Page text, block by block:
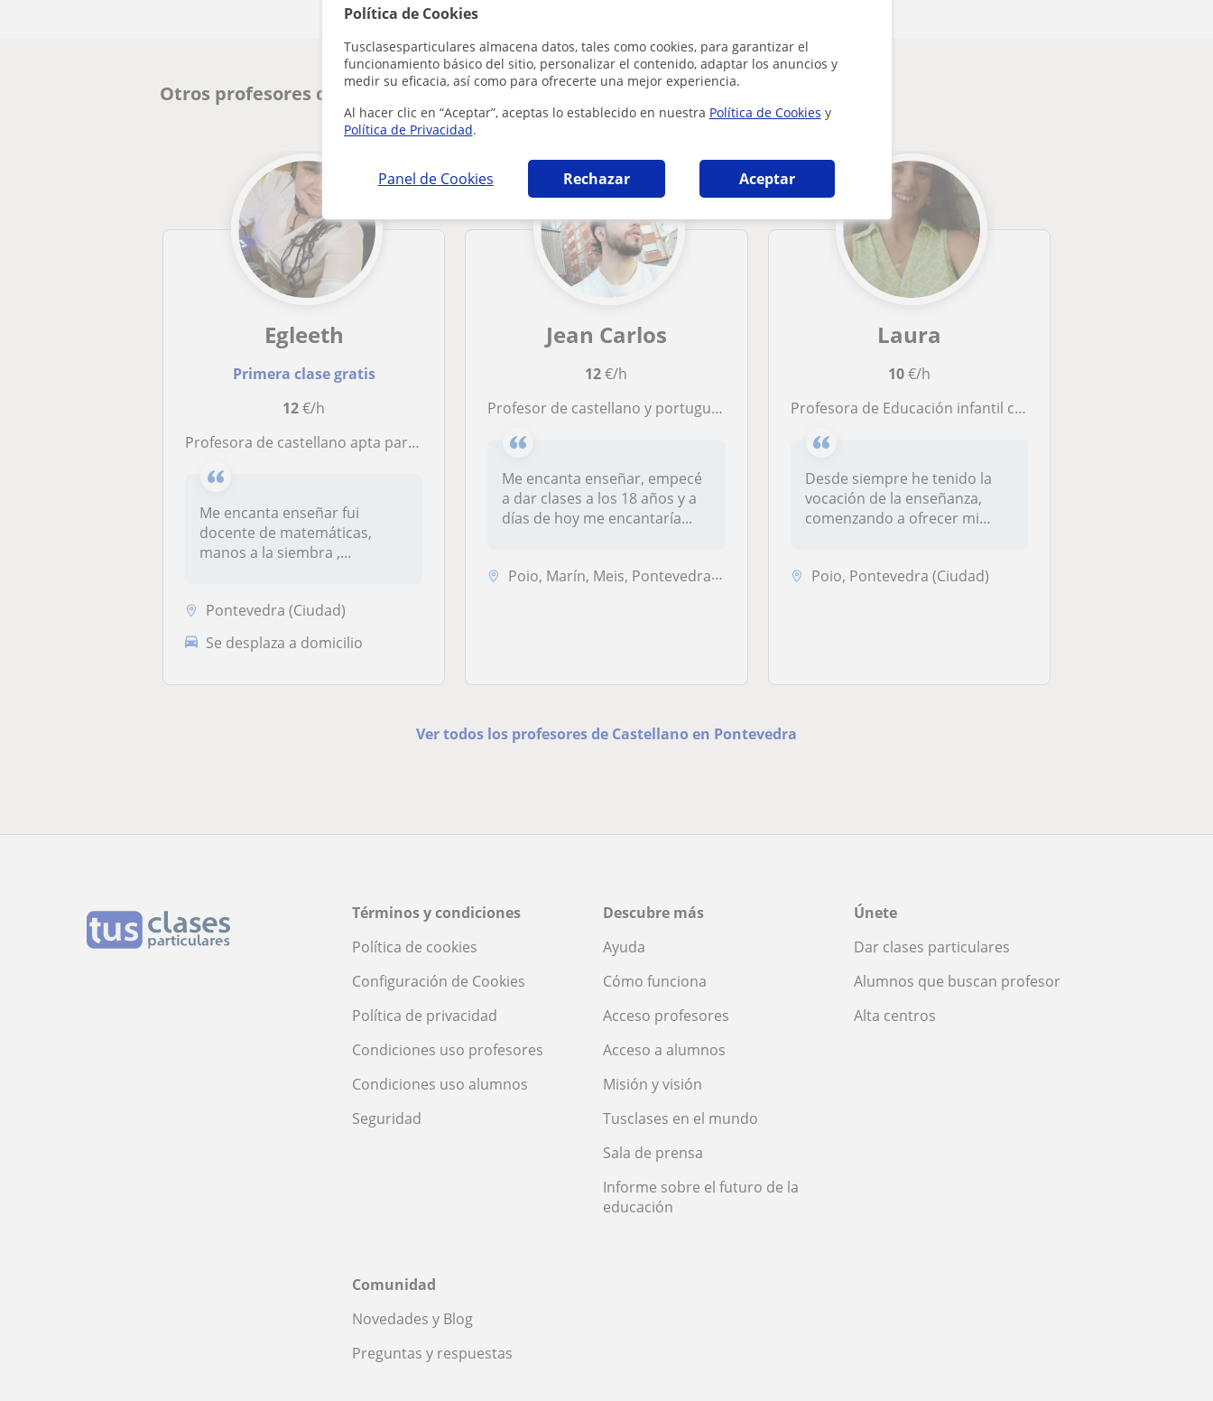
Política de Cookies
Tusclasesparticulares almacena datos, tales como cookies, para garantizar el
funcionamiento básico del sitio, personalizar el contenido, adaptar los anuncios y
medir su eficacia, así como para ofrecerte una mejor experiencia.
Al hacer clic en “Aceptar”, aceptas lo establecido en nuestra Política de Cookies y
Política de Privacidad.
Panel de Cookies Rechazar Aceptar
Otros profesores de Castellano en Pontevedra que pueden interesarte
Egleeth
Primera clase gratis
12€/h
Profesora de castellano apta para todas las edades
Me encanta enseñar fui
docente de matemáticas,
manos a la siembra ,
Pontevedra (Ciudad)
Se desplaza a domicilio
Jean Carlos
12€/h
Profesor de castellano y portugués apto a todos los niveles
Me encanta enseñar, empecé
a dar clases a los 18 años y a
días de hoy me encantaría...
Poio, Marín, Meis, Pontevedra (Ciudad)
Laura
10€/h
Profesora de Educación infantil con experiencia como profesora de refuerzo en primaria y los primeros cursos de la ESO
Desde siempre he tenido la
vocación de la enseñanza,
comenzando a ofrecer mi
Poio, Pontevedra (Ciudad)
Ver todos los profesores de Castellano en Pontevedra
Términos y condiciones
Política de cookies
Configuración de Cookies
Política de privacidad
Condiciones uso profesores
Condiciones uso alumnos
Seguridad
Descubre más
Ayuda
Cómo funciona
Acceso profesores
Acceso a alumnos
Misión y visión
Tusclases en el mundo
Sala de prensa
Informe sobre el futuro de la
educación
Únete
Dar clases particulares
Alumnos que buscan profesor
Alta centros
Comunidad
Novedades y Blog
Preguntas y respuestas